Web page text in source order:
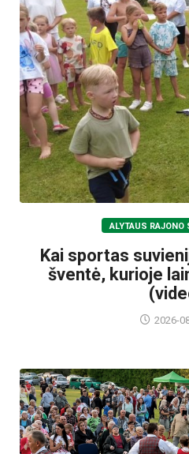
ALYTAUS RAJONO
Kai sportas
šventė, kurioje
2026-